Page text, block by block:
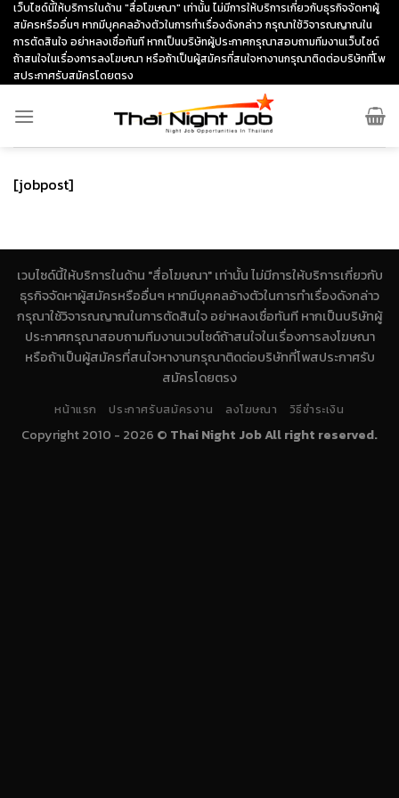
Skip
content
เว็บไซด์นี้ให้บริการในด้าน "สื่อโฆษณา" เท่านั้น ไม่มีการให้บริการเกี่ยวกับธุรกิจจัดหาผู้
สมัครหรืออื่นๆ หากมีบุคคลอ้างตัวในการทำเรื่องดังกล่าว กรุณาใช้วิจารณญาณใน
การตัดสินใจ อย่าหลงเชื่อทันที หากเป็นบริษัทผู้ประกาศกรุณาสอบถามทีมงานเว็บไซด์
ถ้าสนใจในเรื่องการลงโฆษณา หรือถ้าเป็นผู้สมัครที่สนใจหางานกรุณาติดต่อบริษัทที่โพ
สประกาศรับสมัครโดยตรง
[jobpost]
เวบไซด์นี้ให้บริการในด้าน "สื่อโฆษณา" เท่านั้น ไม่มีการให้บริการเกี่ยวกับ
ธุรกิจจัดหาผู้สมัครหรืออื่นๆ หากมีบุคคลอ้างตัวในการทำเรื่องดังกล่าว
กรุณาใช้วิจารณญาณในการตัดสินใจ อย่าหลงเชื่อทันที หากเป็นบริษัทผู้
ประกาศกรุณาสอบถามทีมงานเวบไซด์ถ้าสนใจในเรื่องการลงโฆษณา
หรือถ้าเป็นผู้สมัครที่สนใจหางานกรุณาติดต่อบริษัทที่โพสประกาศรับ
สมัครโดยตรง
หน้าแรก ประกาศรับสมัครงาน ลงโฆษณา วิธีชำระเงิน
Copyright 2010 - 2026 © Thai Night Job All right reserved.